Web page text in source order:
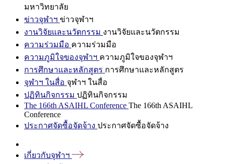
มหาวิทยาลัย
ข่าวจุฬาฯ ข่าวจุฬาฯ
งานวิจัยและนวัตกรรม งานวิจัยและนวัตกรรม
ความร่วมมือ ความร่วมมือ
ความภูมิใจของจุฬาฯ ความภูมิใจของจุฬาฯ
การศึกษาและหลักสูตร การศึกษาและหลักสูตร
จุฬาฯ ในสื่อ จุฬาฯ ในสื่อ
ปฏิทินกิจกรรม ปฏิทินกิจกรรม
The 166th ASAIHL Conference The 166th ASAIHL
Conference
ประกาศจัดซื้อจัดจ้าง ประกาศจัดซื้อจัดจ้าง
เกี่ยวกับจุฬาฯ